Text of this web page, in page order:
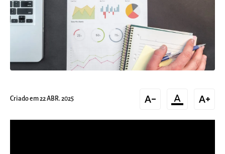
Criado em 22 ABR. 2025 text_decrease format_color_text text_increase